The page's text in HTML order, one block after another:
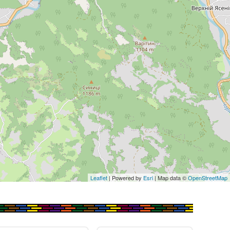
Leaflet| Powered by Esri | Map data ©OpenStreetMap